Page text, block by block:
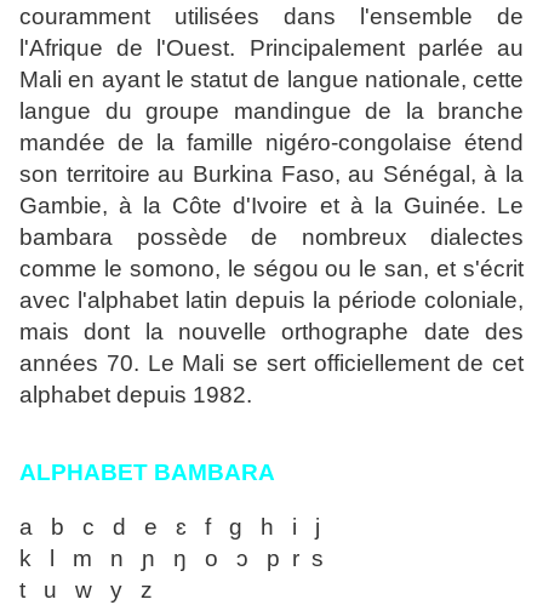
couramment utilisées dans l'ensemble de
l'Afrique de l'Ouest. Principalement parlée au
Mali en ayant le statut de langue nationale, cette
langue du groupe mandingue de la branche
mandée de la famille nigéro-congolaise étend
son territoire au Burkina Faso, au Sénégal, à la
Gambie,à la Côte d'Ivoire et à la Guinée. Le
bambara possède de nombreux dialectes
comme le somono, le ségou ou le san, et s'écrit
avec l'alphabet latin depuis la période coloniale,
mais dont la nouvelle orthographe date des
années 70. Le Mali se sert officiellement de cet
alphabet depuis 1982.
ALPHABET BAMBARA
a b c d e ɛ f g h i j
k l m n ɲ ŋ o ɔ p r s
t u w y z